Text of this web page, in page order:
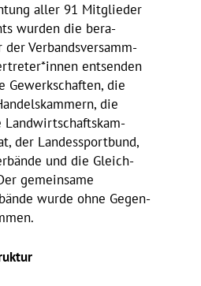
aller 91 Mitglieder
wurden die bera­
Verbands­ver­samm­
entsenden
Gewerk­schaften, die
die
Land­wirt­schafts­kam­
der Landes­sport­bund,
und die Gleich­
gemein­same
wurde ohne Gegen­